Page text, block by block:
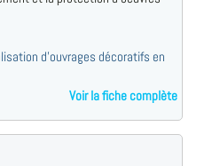
d'ouvrages décoratifs en
Voir la fiche complète